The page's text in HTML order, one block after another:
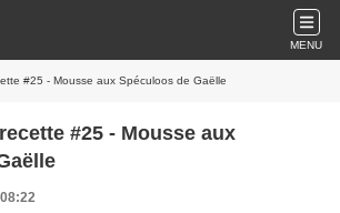
MENU
#25 - Mousse aux Spéculoos de Gaëlle
- Mousse aux